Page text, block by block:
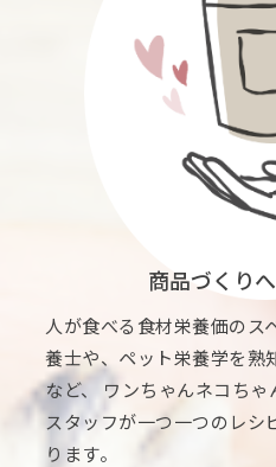
商品づくり
人が食べる食材栄養価のス
養士や、ペット栄養学を熟
など、 ワンちゃんネコち
スタッフが一つ一つのレシ
ります。